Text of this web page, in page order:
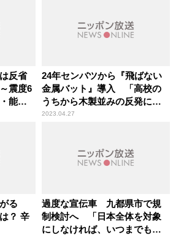
反省
震度6
能登
24年センバツから『飛ばない
金属バット』導入 「高校の
うちから木製並みの反発に慣
れさせておくということ」辛
2023.04.27
がる
？ 辛
過度な宣伝車 九都県市で規
制検討へ 「日本全体を対象
にしなければ、いつまでも追